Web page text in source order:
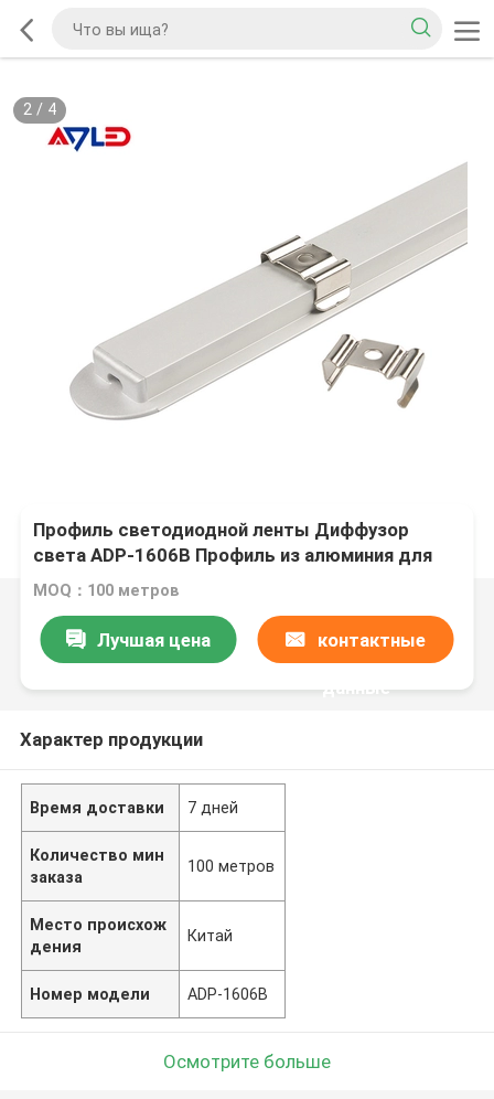
2/ 4
Профиль светодиодной ленты Диффузор
света ADP-1606B Профиль из алюминия для
светодиодной ленты
MOQ：100 метров
Лучшая цена контактные
данные
Характер продукции
Время доставки 7 дней
Количество мин
заказа
100 метров
Место происхож
дения
Китай
Номер модели ADP-1606B
Осмотрите больше